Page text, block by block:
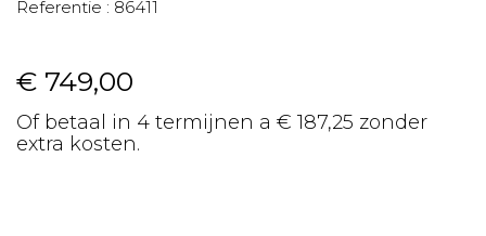
Referentie : 86411
€ 749,00
Of betaal in 4 termijnen a € 187,25 zonder
extra kosten.